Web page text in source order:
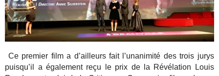
Ce premier film a d’ailleurs fait l’unanimité des trois jurys
puisqu’il a également reçu le prix de la Révélation Louis